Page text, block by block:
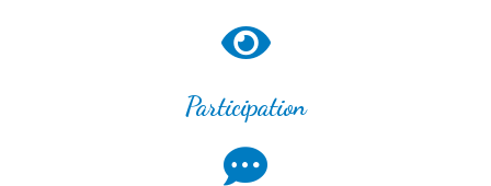
Participation